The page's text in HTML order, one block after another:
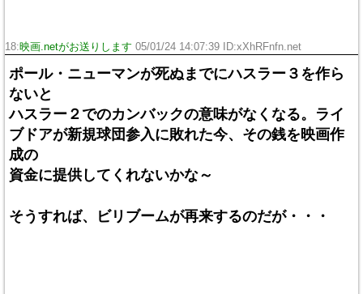
18:映画.netがお送りします 05/01/24 14:07:39 ID:xXhRFnfn.net
ポール・ニューマンが死ぬまでにハスラー３を作ら
ないと
ハスラー２でのカンバックの意味がなくなる。ライ
ブドアが新規球団参入に敗れた今、その銭を映画作
成の
資金に提供してくれないかな～
そうすれば、ビリブームが再来するのだが・・・